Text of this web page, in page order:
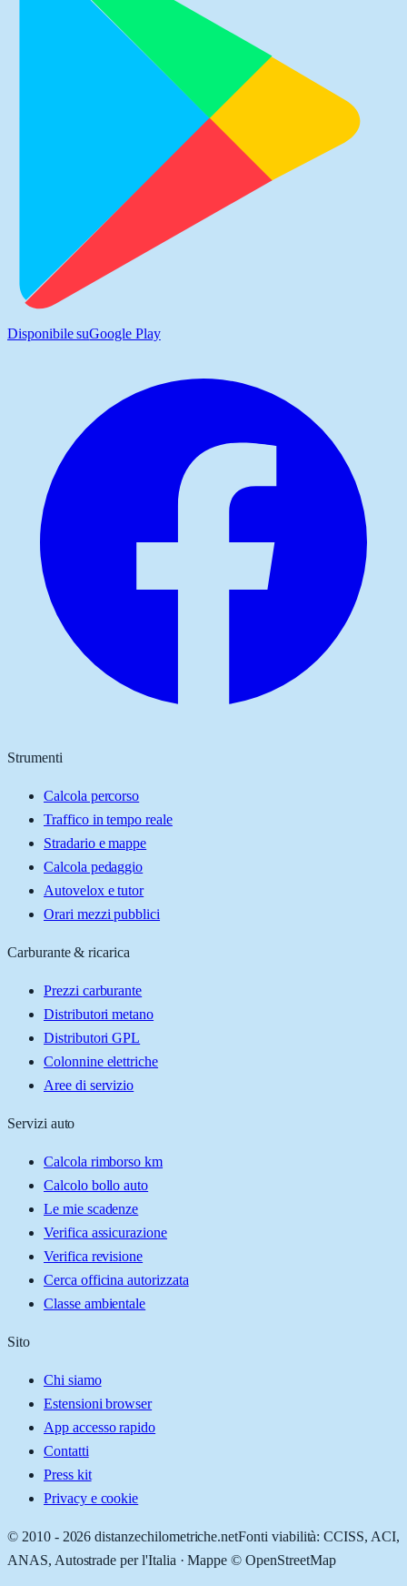
Disponibile suGoogle Play
Strumenti
Calcola percorso
Traffico in tempo reale
Stradario e mappe
Calcola pedaggio
Autovelox e tutor
Orari mezzi pubblici
Carburante & ricarica
Prezzi carburante
Distributori metano
Distributori GPL
Colonnine elettriche
Aree di servizio
Servizi auto
Calcola rimborso km
Calcolo bollo auto
Le mie scadenze
Verifica assicurazione
Verifica revisione
Cerca officina autorizzata
Classe ambientale
Sito
Chi siamo
Estensioni browser
App accesso rapido
Contatti
Press kit
Privacy e cookie
© 2010 - 2026 distanzechilometriche.netFonti viabilità: CCISS, ACI,
ANAS, Autostrade per l'Italia · Mappe © OpenStreetMap